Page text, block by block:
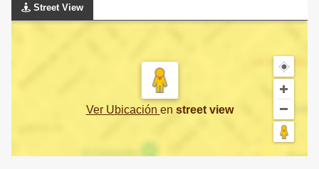
Street View
Ver Ubicación en street view